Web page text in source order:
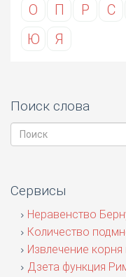
О
П Р С
Ю
Я
Поиск слова
Сервисы
Неравенство
Количество
Извлечение корня
Дзета функция